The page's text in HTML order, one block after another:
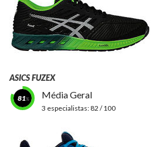
ASICS FUZEX
81 Média Geral
3 especialistas: 82 / 100